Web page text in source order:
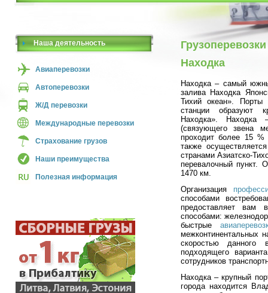
Наша деятельность
Авиаперевозки
Автоперевозки
Ж/Д перевозки
Международные перевозки
Страхование грузов
Наши преимущества
Полезная информация
Находка
Находка – самый
залива Находка
Тихий океан».
станции образуют
Находка». Находка
(связующего звена
проходит более 15 %
также
странами Азиатско-
перевалочный пункт.
1470 км.
Организация
способами
предоставляет вам
способами:
быстрые
межконтинентальных
скоростью данного
подходящего
сотрудников
Находка – крупный
города находится